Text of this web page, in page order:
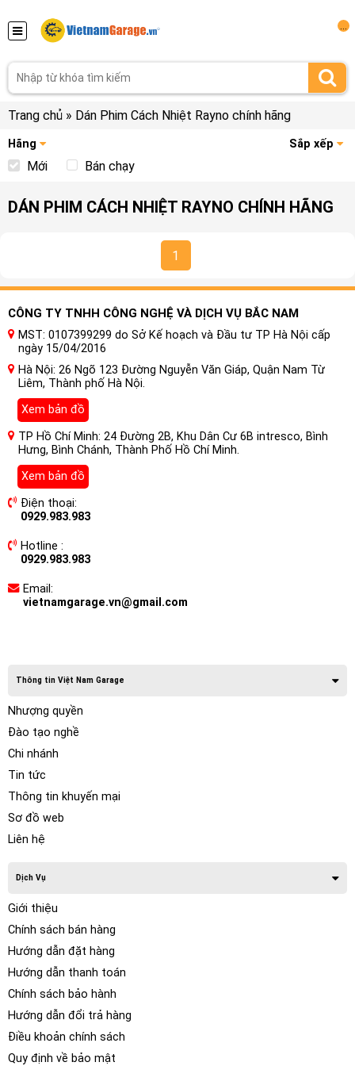
Trang chủ » Dán Phim Cách Nhiệt Rayno chính hãng
Hãng Sắp xếp
Mới Bán chạy
DÁN PHIM CÁCH NHIỆT RAYNO CHÍNH HÃNG
1
CÔNG TY TNHH CÔNG NGHỆ VÀ DỊCH VỤ BẮC NAM
MST: 0107399299 do Sở Kế hoạch và Đầu tư TP Hà Nội cấp
ngày 15/04/2016
Hà Nội: 26 Ngõ 123 Đường Nguyễn Văn Giáp, Quận Nam Từ
Liêm, Thành phố Hà Nội.
Xem bản đồ
TP Hồ Chí Minh: 24 Đường 2B, Khu Dân Cư 6B intresco, Bình
Hưng, Bình Chánh, Thành Phố Hồ Chí Minh.
Xem bản đồ
Điện thoại:
0929.983.983
Hotline :
0929.983.983
Email:
vietnamgarage.vn@gmail.com
Thông tin Việt Nam Garage
Nhượng quyền
Đào tạo nghề
Chi nhánh
Tin tức
Thông tin khuyến mại
Sơ đồ web
Liên hệ
Dịch Vụ
Giới thiệu
Chính sách bán hàng
Hướng dẫn đặt hàng
Hướng dẫn thanh toán
Chính sách bảo hành
Hướng dẫn đổi trả hàng
Điều khoản chính sách
Quy định về bảo mật